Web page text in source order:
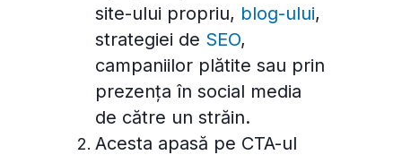
site-ului propriu, blog-ului,
strategiei de SEO,
campaniilor plătite sau prin
prezența în social media
de către un străin.
Acesta apasă pe CTA-ul